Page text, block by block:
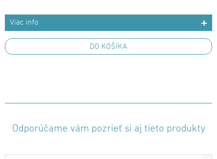
Viac info
DO KOŠÍKA
Odporúčame vám pozrieť si aj tieto produkty